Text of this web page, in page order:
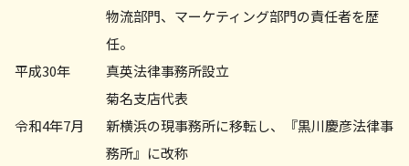
物流部門、マーケティング部門の責任者を歴
任。
平成30年
真英法律事務所設立
菊名支店代表
令和4年7月
新横浜の現事務所に移転し、『黒川慶彦法律事
務所』に改称